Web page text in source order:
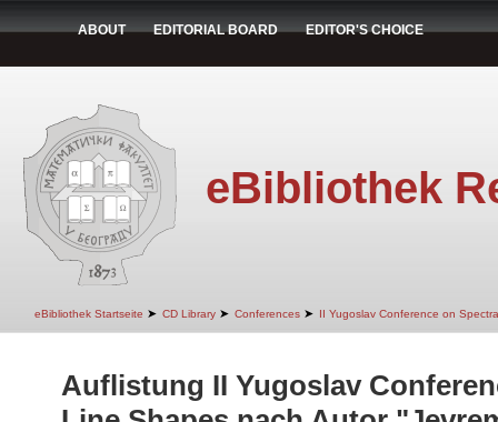
ABOUT EDITORIAL BOARD EDITOR'S CHOICE
eBibliothek
eBibliothek Startseite ➤ CD Library ➤ Conferences ➤ II Yugoslav Conference on
Auflistung II Yugoslav